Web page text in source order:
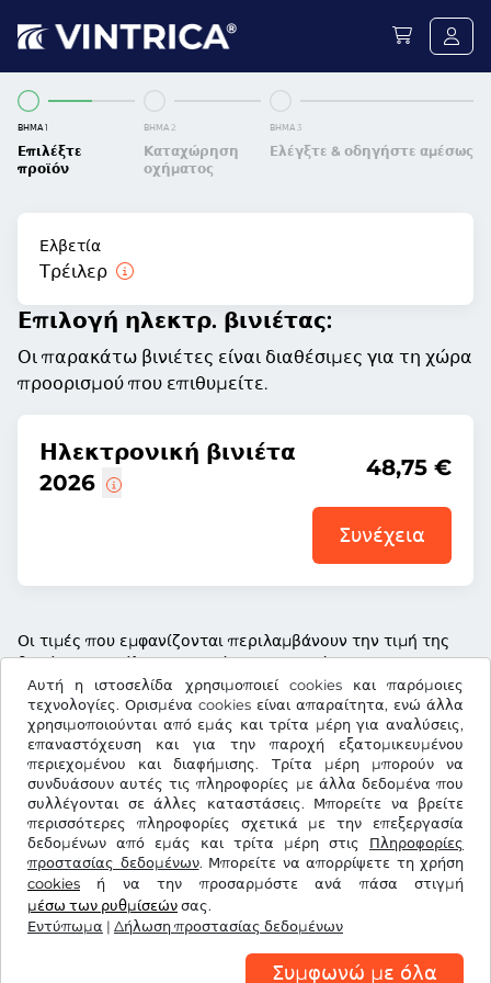
Αυτή η ιστοσελίδα χρησιμοποιεί cookies και παρόμοιες
τεχνολογίες. Ορισμένα cookies είναι απαραίτητα, ενώ άλλα
χρησιμοποιούνται από εμάς και τρίτα μέρη για αναλύσεις,
επαναστόχευση και για την παροχή εξατομικευμένου
περιεχομένου και διαφήμισης. Τρίτα μέρη μπορούν να
συνδυάσουν αυτές τις πληροφορίες με άλλα δεδομένα που
συλλέγονται σε άλλες καταστάσεις. Μπορείτε να βρείτε
περισσότερες πληροφορίες σχετικά με την επεξεργασία
δεδομένων από εμάς και τρίτα μέρη στις Πληροφορίες
προστασίας δεδομένων. Μπορείτε να απορρίψετε τη χρήση
cookies ή να την προσαρμόστε ανά πάσα στιγμή
μέσω των ρυθμίσεών σας.
Εντύπωμα | Δήλωση προστασίας δεδομένων
Συμφωνώ με όλα
ΒΉΜΑ 1
Επιλέξτε
προϊόν
ΒΉΜΑ 2
Καταχώρηση
οχήματος
ΒΉΜΑ 3
Ελέγξτε & οδηγήστε αμέσως
Ελβετία
Τρέιλερ
Επιλογή ηλεκτρ. βινιέτας:
Οι παρακάτω βινιέτες είναι διαθέσιμες για τη χώρα
προορισμού που επιθυμείτε.
Ηλεκτρονική βινιέτα
2026
48,75 €
Συνέχεια
Οι τιμές που εμφανίζονται περιλαμβάνουν την τιμή της
βινιέτας, το τέλος υπηρεσίας και τον νόμιμο ΦΠΑ
€EUR
Facebook Instagram
Όροι & προϋποθέσεις / Δικαίωμα Υπαναχώρησης
Δήλωση προστασίας δεδομένων
Ρυθμίσεις cookies